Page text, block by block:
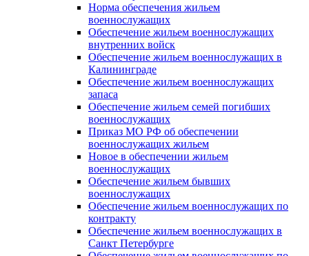
Норма обеспечения жильем
военнослужащих
Обеспечение жильем военнослужащих
внутренних войск
Обеспечение жильем военнослужащих в
Калининграде
Обеспечение жильем военнослужащих
запаса
Обеспечение жильем семей погибших
военнослужащих
Приказ МО РФ об обеспечении
военнослужащих жильем
Новое в обеспечении жильем
военнослужащих
Обеспечение жильем бывших
военнослужащих
Обеспечение жильем военнослужащих по
контракту
Обеспечение жильем военнослужащих в
Санкт Петербурге